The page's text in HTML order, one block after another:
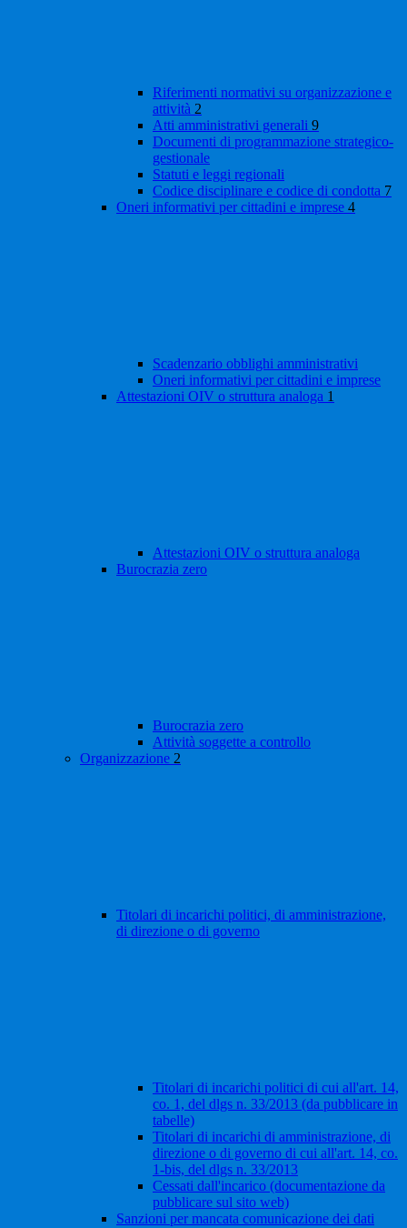
Riferimenti normativi su organizzazione e
attività 2
Atti amministrativi generali 9
Documenti di programmazione strategico-
gestionale
Statuti e leggi regionali
Codice disciplinare e codice di condotta 7
Oneri informativi per cittadini e imprese 4
Scadenzario obblighi amministrativi
Oneri informativi per cittadini e imprese
Attestazioni OIV o struttura analoga 1
Attestazioni OIV o struttura analoga
Burocrazia zero
Burocrazia zero
Attività soggette a controllo
Organizzazione 2
Titolari di incarichi politici, di amministrazione,
di direzione o di governo
Titolari di incarichi politici di cui all'art. 14,
co. 1, del dlgs n. 33/2013 (da pubblicare in
tabelle)
Titolari di incarichi di amministrazione, di
direzione o di governo di cui all'art. 14, co.
1-bis, del dlgs n. 33/2013
Cessati dall'incarico (documentazione da
pubblicare sul sito web)
Sanzioni per mancata comunicazione dei dati